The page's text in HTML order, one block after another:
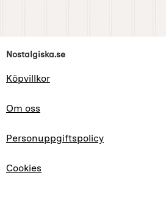
Sidfot Blandad info och
Nostalgiska.se
Köpvillkor
Om oss
Personuppgiftspolicy
Cookies